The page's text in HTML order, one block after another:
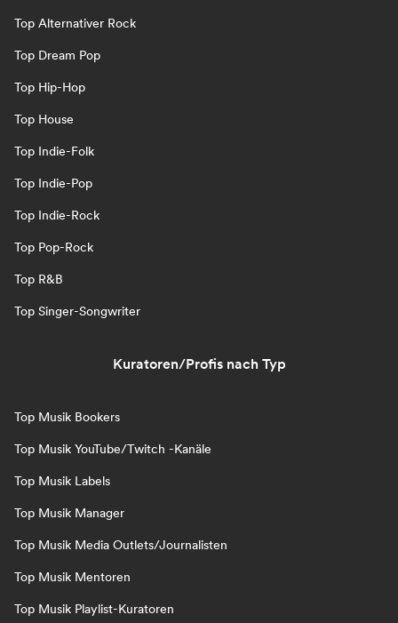
Top Alternativer Rock
Top Dream Pop
Top Hip-Hop
Top House
Top Indie-Folk
Top Indie-Pop
Top Indie-Rock
Top Pop-Rock
Top R&B
Top Singer-Songwriter
Kuratoren/Profis nach Typ
Top Musik Bookers
Top Musik YouTube/Twitch -Kanäle
Top Musik Labels
Top Musik Manager
Top Musik Media Outlets/Journalisten
Top Musik Mentoren
Top Musik Playlist-Kuratoren